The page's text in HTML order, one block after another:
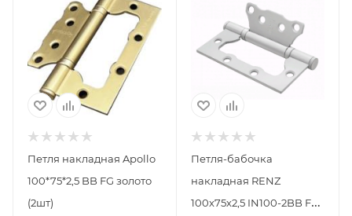
Петля накладная Apollo
100*75*2,5 BB FG золото
(2шт)
Петля-бабочка
накладная RENZ
100х75х2,5 IN100-2BB FH